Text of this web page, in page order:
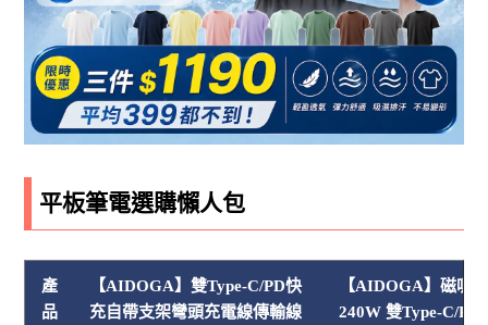
平板筆電選購懶人包
產
品
【AIDOGA】雙Type-C/PD快
充自帶支架彎頭充電線傳輸線
【AIDOGA】磁吸
240W 雙Type-C/